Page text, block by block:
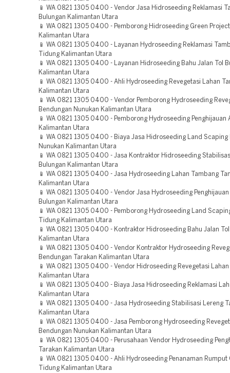
📱 WA 0821 1305 0400 - Vendor Jasa Hidroseeding Reklamasi
Bulungan Kalimantan Utara
📱 WA 0821 1305 0400 - Pemborong Hidroseeding Green
Kalimantan Utara
📱 WA 0821 1305 0400 - Layanan Hydroseeding Reklamasi
Tidung Kalimantan Utara
📱 WA 0821 1305 0400 - Layanan Hidroseeding Bahu Jalan Tol
Kalimantan Utara
📱 WA 0821 1305 0400 - Ahli Hydroseeding Revegetasi Lahan
Kalimantan Utara
📱 WA 0821 1305 0400 - Vendor Pemborong Hydroseeding
Bendungan Nunukan Kalimantan Utara
📱 WA 0821 1305 0400 - Pemborong Hydroseeding Penghijauan
Kalimantan Utara
📱 WA 0821 1305 0400 - Biaya Jasa Hidroseeding Land Scaping
Nunukan Kalimantan Utara
📱 WA 0821 1305 0400 - Jasa Kontraktor Hidroseeding
Bulungan Kalimantan Utara
📱 WA 0821 1305 0400 - Jasa Hydroseeding Lahan Tambang
Kalimantan Utara
📱 WA 0821 1305 0400 - Vendor Jasa Hydroseeding Penghijauan
Bulungan Kalimantan Utara
📱 WA 0821 1305 0400 - Pemborong Hydroseeding Land
Tidung Kalimantan Utara
📱 WA 0821 1305 0400 - Kontraktor Hidroseeding Bahu Jalan
Kalimantan Utara
📱 WA 0821 1305 0400 - Vendor Kontraktor Hydroseeding
Bendungan Tarakan Kalimantan Utara
📱 WA 0821 1305 0400 - Vendor Hidroseeding Revegetasi Lahan
Kalimantan Utara
📱 WA 0821 1305 0400 - Biaya Jasa Hidroseeding Reklamasi
Kalimantan Utara
📱 WA 0821 1305 0400 - Jasa Hydroseeding Stabilisasi Lereng
Kalimantan Utara
📱 WA 0821 1305 0400 - Jasa Pemborong Hydroseeding
Bendungan Nunukan Kalimantan Utara
📱 WA 0821 1305 0400 - Perusahaan Vendor Hydroseeding
Tarakan Kalimantan Utara
📱 WA 0821 1305 0400 - Ahli Hydroseeding Penanaman Rumput
Tidung Kalimantan Utara